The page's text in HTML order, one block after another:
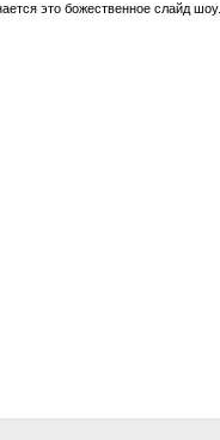
это божественное слайд шоу.